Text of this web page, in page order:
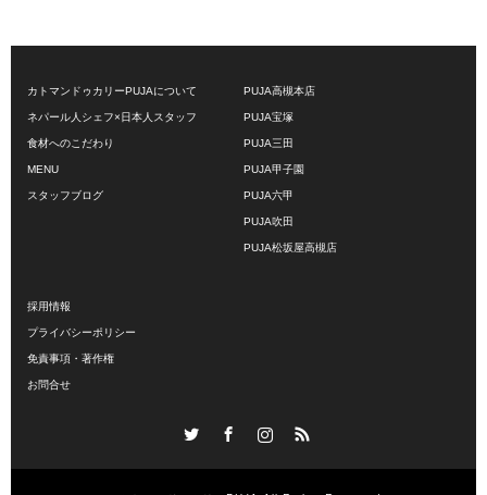
カトマンドゥカリーPUJAについて
ネパール人シェフ×日本人スタッフ
食材へのこだわり
MENU
スタッフブログ
PUJA高槻本店
PUJA宝塚
PUJA三田
PUJA甲子園
PUJA六甲
PUJA吹田
PUJA松坂屋高槻店
採用情報
プライバシーポリシー
免責事項・著作権
お問合せ
InstagramRSS